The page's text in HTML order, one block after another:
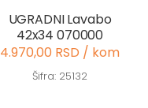
UGRADNI Lavabo
42x34 070000
4.970,00 RSD / kom
Šifra: 25132